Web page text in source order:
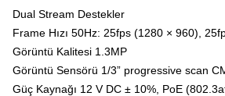
Dual Stream Destekler
Frame Hızı 50Hz: 25fps (1280 × 960),
Görüntü Kalitesi 1.3MP
Görüntü Sensörü 1/3” progressive scan
Güç Kaynağı 12 V DC ± 10%, PoE